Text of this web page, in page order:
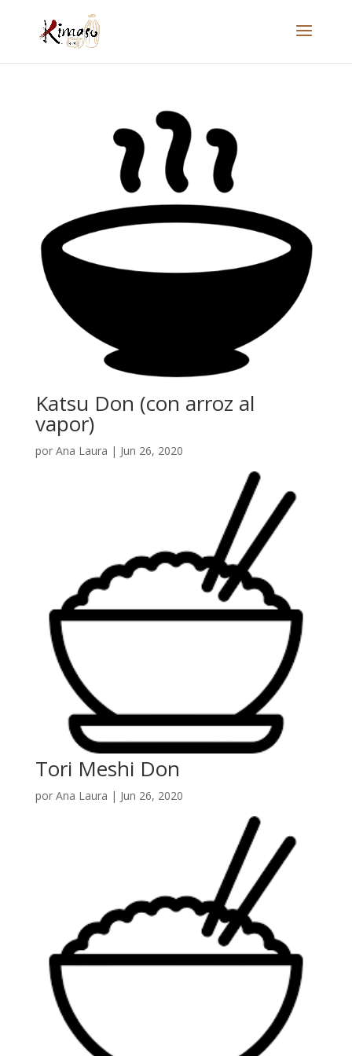
Katsu Don (con arroz al
vapor)
por Ana Laura | Jun 26, 2020
Tori Meshi Don
por Ana Laura | Jun 26, 2020